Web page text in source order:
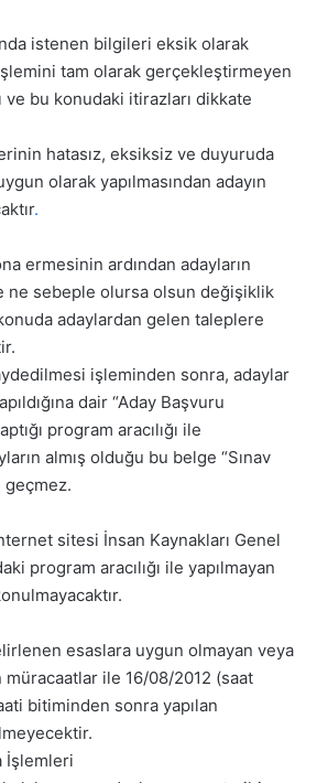
istenen bilgileri eksik olarak
tam olarak gerçekleştirmeyen
ve bu konudaki itirazları dikkate
hatasız, eksiksiz ve duyuruda
olarak yapılmasından adayın
.
ermesinin ardından adayların
ne sebeple olursa olsun değişiklik
adaylardan gelen taleplere
işleminden sonra, adaylar
dair “Aday Başvuru
program aracılığı ile
almış olduğu bu belge “Sınav
geçmez.
sitesi İnsan Kaynakları Genel
program aracılığı ile yapılmayan
esaslara uygun olmayan veya
müracaatlar ile 16/08/2012 (saat
bitiminden sonra yapılan